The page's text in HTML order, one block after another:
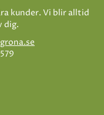
kunder. Vi blir alltid
dig.